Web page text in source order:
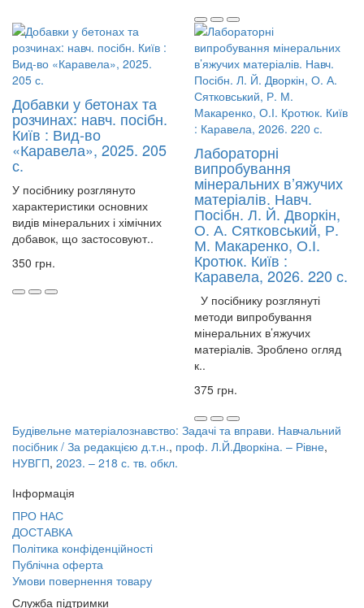
Добавки у бетонах та
розчинах: навч. посібн.
Київ : Вид-во
«Каравела», 2025. 205
с.
У посібнику розглянуто
характеристики основних
видів мінеральних і хімічних
добавок, що застосовуют..
350 грн.
Лабораторні
випробування
мінеральних в’яжучих
матеріалів. Навч.
Посібн. Л. Й. Дворкін,
О. А. Сятковський, Р.
М. Макаренко, О.І.
Кротюк. Київ :
Каравела, 2026. 220 с.
У посібнику розглянуті
методи випробування
мінеральних в’яжучих
матеріалів. Зроблено огляд
к..
375 грн.
Будівельне матеріалознавство: Задачі та вправи. Навчальний
посібник / За редакцією д.т.н., проф. Л.Й.Дворкіна. – Рівне,
НУВГП, 2023. – 218 с. тв. обкл.
Інформація
ПРО НАС
ДОСТАВКА
Політика конфіденційності
Публічна оферта
Умови повернення товару
Служба підтримки